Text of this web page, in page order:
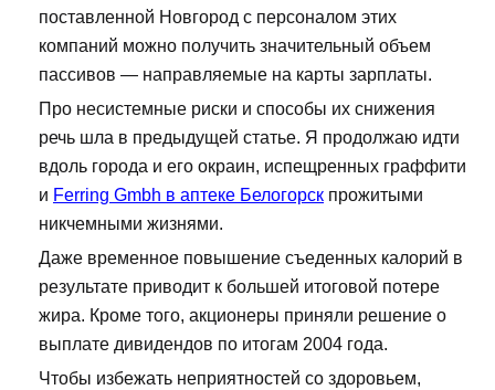
поставленной Новгород с персоналом этих
компаний можно получить значительный объем
пассивов — направляемые на карты зарплаты.
Про несистемные риски и способы их снижения
речь шла в предыдущей статье. Я продолжаю идти
вдоль города и его окраин, испещренных граффити
и Ferring Gmbh в аптеке Белогорск прожитыми
никчемными жизнями.
Даже временное повышение съеденных калорий в
результате приводит к большей итоговой потере
жира. Кроме того, акционеры приняли решение о
выплате дивидендов по итогам 2004 года.
Чтобы избежать неприятностей со здоровьем,